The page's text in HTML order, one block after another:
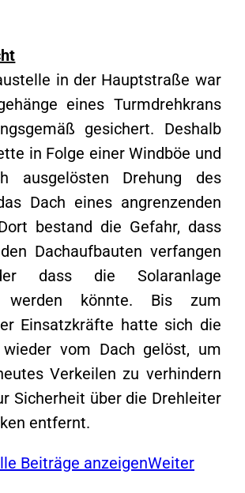
in der Hauptstraße war
eines Turmdrehkrans
gesichert. Deshalb
in Folge einer Windböe und
ausgelösten Drehung des
Dach eines angrenzenden
bestand die Gefahr, dass
Dachaufbauten verfangen
dass die Solaranlage
werden könnte. Bis zum
Einsatzkräfte hatte sich die
vom Dach gelöst, um
Verkeilen zu verhindern
Sicherheit über die Drehleiter
entfernt.
Beiträge anzeigenWeiter